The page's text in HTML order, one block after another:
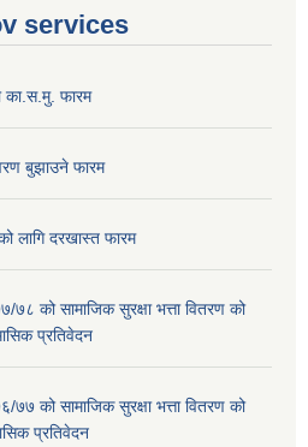
services
का.स.मु. फारम
बुझाउने फारम
लागि दरखास्त फारम
को सामाजिक सुरक्षा भत्ता वितरण को
प्रतिवेदन
को सामाजिक सुरक्षा भत्ता वितरण को
प्रतिवेदन